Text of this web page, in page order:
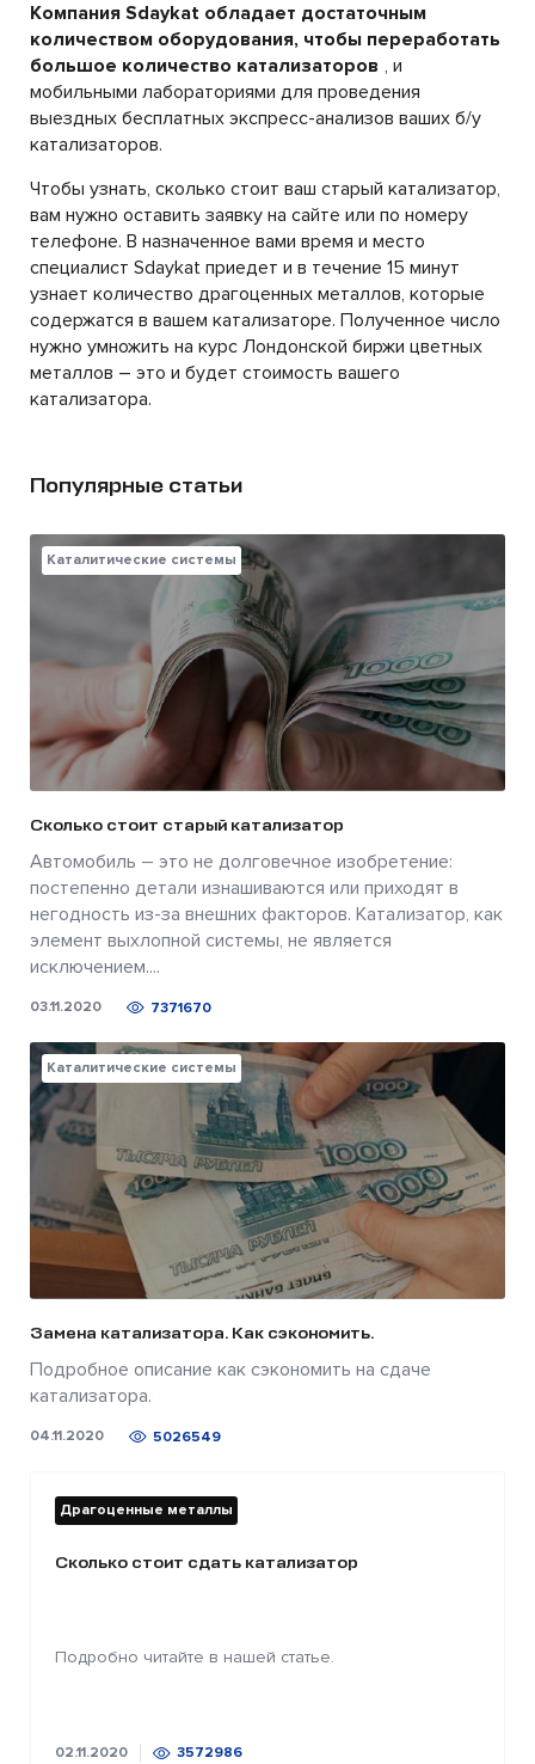
Компания Sdaykat обладает достаточным
количеством оборудования, чтобы переработать
большое количество катализаторов , и
мобильными лабораториями для проведения
выездных бесплатных экспресс-анализов ваших б/у
катализаторов.
Чтобы узнать, сколько стоит ваш старый катализатор,
вам нужно оставить заявку на сайте или по номеру
телефоне. В назначенное вами время и место
специалист Sdaykat приедет и в течение 15 минут
узнает количество драгоценных металлов, которые
содержатся в вашем катализаторе. Полученное число
нужно умножить на курс Лондонской биржи цветных
металлов – это и будет стоимость вашего
катализатора.
Популярные статьи
Каталитические системы
Сколько стоит старый катализатор
Автомобиль – это не долговечное изобретение:
постепенно детали изнашиваются или приходят в
негодность из-за внешних факторов. Катализатор, как
элемент выхлопной системы, не является
исключением....
03.11.2020 7371670
Каталитические системы
Замена катализатора. Как сэкономить.
Подробное описание как сэкономить на сдаче
катализатора.
04.11.2020 5026549
Драгоценные металлы
Сколько стоит сдать катализатор
Подробно читайте в нашей статье.
02.11.2020 3572986